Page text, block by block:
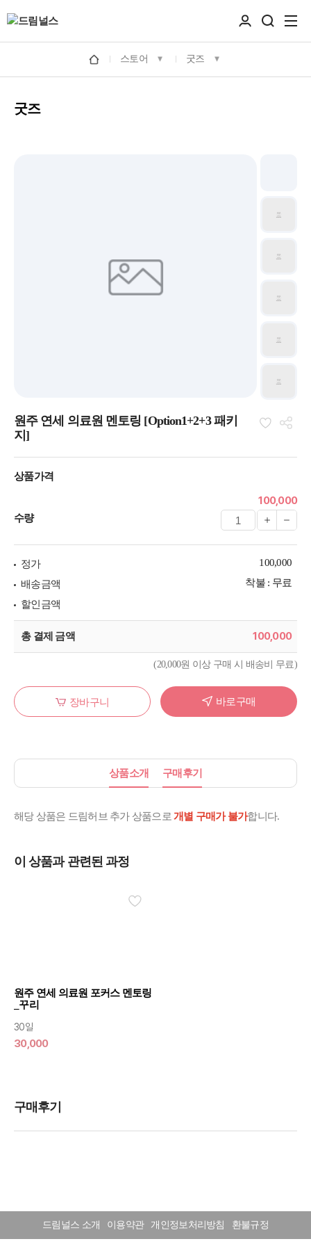
스토어 굿즈
굿즈
원주 연세 의료원 멘토링 [Option1+2+3 패키
지]
상품가격
100,000
수량
정가
100,000
배송금액
착불 : 무료
할인금액
총 결제 금액 100,000
(20,000원 이상 구매 시 배송비 무료)
장바구니 바로구매
상품소개 구매후기
해당 상품은 드림허브 추가 상품으로 개별 구매가 불가합니다.
이 상품과 관련된 과정
원주 연세 의료원 포커스 멘토링
_꾸리
30일
30,000
드림널스 소개 이용약관 개인정보처리방침 환불규정